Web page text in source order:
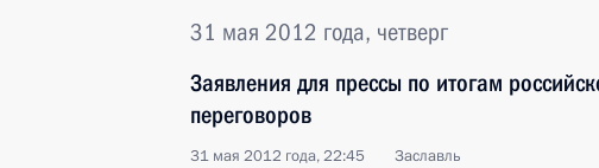
31 мая 2012 года, четверг
Заявления для прессы по итогам
переговоров
31 мая 2012 года, 22:45 Заславль